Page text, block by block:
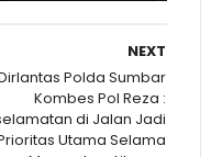
NEXT
Polda Sumbar
Kombes Pol Reza :
di Jalan Jadi
Utama Selama